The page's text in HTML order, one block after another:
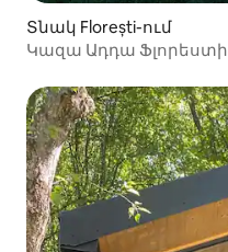
Տնակ Florești-ում
Կազա Ադդա Ֆլորեստի